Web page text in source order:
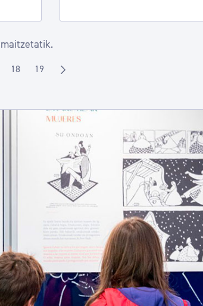
Use TAB to navigate.
Orrialdea
18 Orrialdea
19